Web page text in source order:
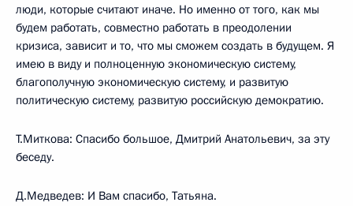
люди, которые считают иначе. Но именно от того, как мы
будем работать, совместно работать в преодолении
кризиса, зависит и то, что мы сможем создать в будущем. Я
имею в виду и полноценную экономическую систему,
благополучную экономическую систему, и развитую
политическую систему, развитую российскую демократию.
Т.Миткова: Спасибо большое, Дмитрий Анатольевич, за эту
беседу.
Д.Медведев: И Вам спасибо, Татьяна.